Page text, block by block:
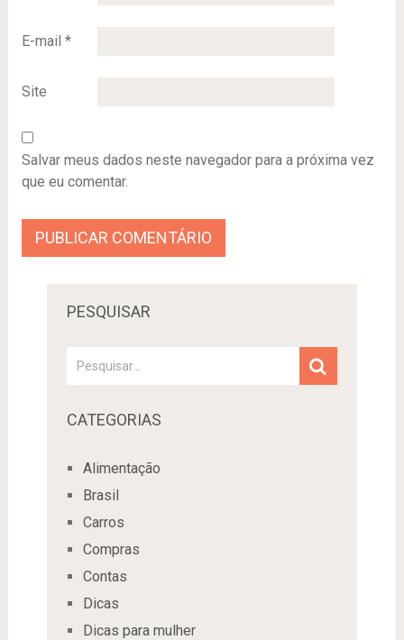
E-mail *
Site
Salvar meus dados neste navegador para a próxima vez
que eu comentar.
PESQUISAR
CATEGORIAS
Alimentação
Brasil
Carros
Compras
Contas
Dicas
Dicas para mulher